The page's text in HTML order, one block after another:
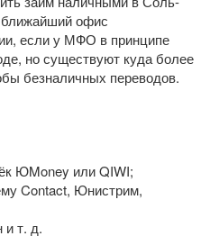
ближайший офис
если у МФО в принципе
но существуют куда более
безналичных переводов.
ЮMoney или QIWI;
Contact, Юнистрим,
и т. д.